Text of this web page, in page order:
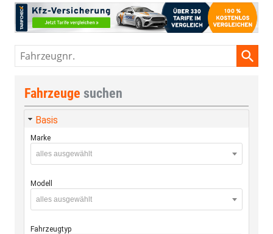
Fahrzeugnr.
Fahrzeuge suchen
Basis
Marke
alles ausgewählt
Modell
alles ausgewählt
Fahrzeugtyp